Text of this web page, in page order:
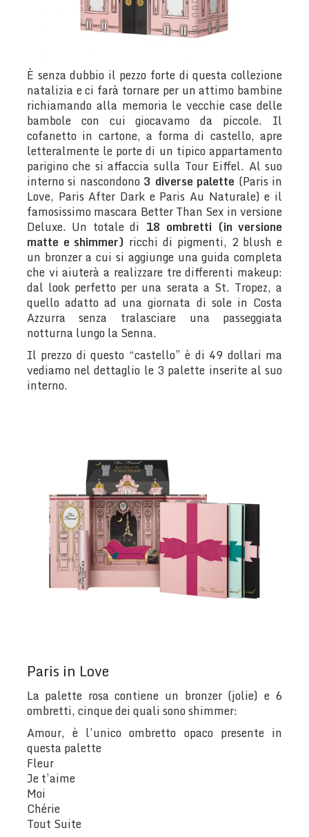
È senza dubbio il pezzo forte di questa collezione
natalizia e ci farà tornare per un attimo bambine
richiamando alla memoria le vecchie case delle
bambole con cui giocavamo da piccole. Il
cofanetto in cartone, a forma di castello, apre
letteralmente le porte di un tipico appartamento
parigino che si affaccia sulla Tour Eiffel. Al suo
interno si nascondono 3 diverse palette (Paris in
Love, Paris After Dark e Paris Au Naturale) e il
famosissimo mascara Better Than Sex in versione
Deluxe. Un totale di 18 ombretti (in versione
matte e shimmer) ricchi di pigmenti, 2 blush e
un bronzer a cui si aggiunge una guida completa
che vi aiuterà a realizzare tre differenti makeup:
dal look perfetto per una serata a St. Tropez, a
quello adatto ad una giornata di sole in Costa
Azzurra senza tralasciare una passeggiata
notturna lungo la Senna.
Il prezzo di questo “castello” è di 49 dollari ma
vediamo nel dettaglio le 3 palette inserite al suo
interno.
Paris in Love
La palette rosa contiene un bronzer (jolie) e 6
ombretti, cinque dei quali sono shimmer:
Amour, è l’unico ombretto opaco presente in
questa palette
Fleur
Je t’aime
Moi
Chérie
Tout Suite